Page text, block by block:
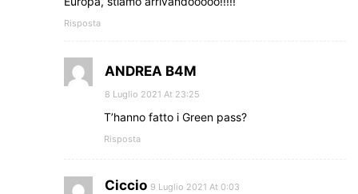
Risposta
ANDREA B4M
8 Luglio 2021 At 23:25
T’hanno fatto i Green pass?
Risposta
Ciccio 9 Luglio 2021 At 0:03